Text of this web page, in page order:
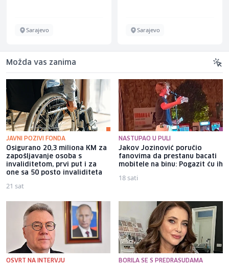
Sarajevo Sarajevo
Možda vas zanima
JAVNI POZIVI FONDA
Osigurano 20,3 miliona KM za
zapošljavanje osoba s
invaliditetom, prvi put i za
one sa 50 posto invaliditeta
21 sat
NASTUPAO U PULI
Jakov Jozinović poručio
fanovima da prestanu bacati
mobitele na binu: Pogazit ću ih
18 sati
OSVRT NA INTERVJU BORILA SE S PREDRASUDAMA